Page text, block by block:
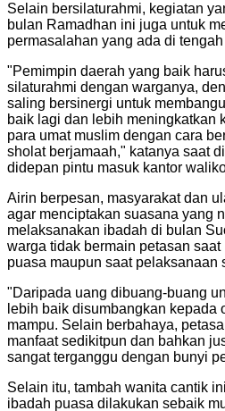
Selain bersilaturahmi, kegiatan
bulan Ramadhan ini juga untuk
permasalahan yang ada di
"Pemimpin daerah yang baik
silaturahmi dengan warganya,
saling bersinergi untuk
baik lagi dan lebih meningkatkan
para umat muslim dengan cara
sholat berjamaah," katanya saat
didepan pintu masuk kantor
Airin berpesan, masyarakat dan
agar menciptakan suasana yang
melaksanakan ibadah di bulan
warga tidak bermain petasan
puasa maupun saat pelaksanaan
"Daripada uang dibuang-buang
lebih baik disumbangkan kepada
mampu. Selain berbahaya,
manfaat sedikitpun dan bahkan
sangat terganggu dengan bunyi
Selain itu, tambah wanita cantik
ibadah puasa dilakukan sebaik